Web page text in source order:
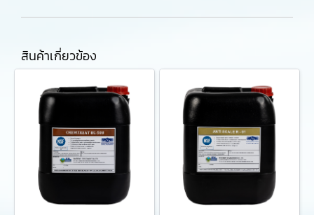
สินค้าเกี่ยวข้อง